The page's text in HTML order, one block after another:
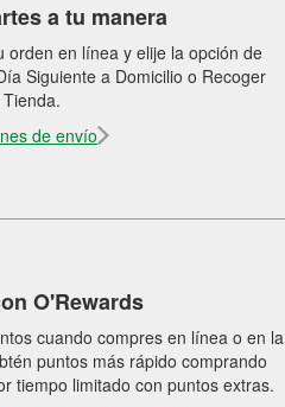
a tu manera
orden en línea y elije la opción de
Siguiente a Domicilio o Recoger
de envío
O'Rewards
cuando compres en línea o en la
puntos más rápido comprando
tiempo limitado con puntos extras.